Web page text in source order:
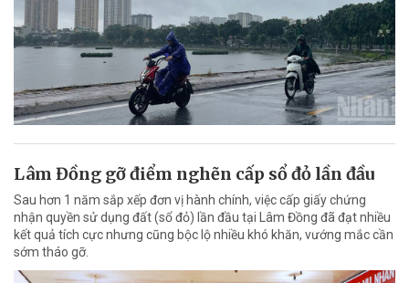
Lâm Đồng gỡ điểm nghẽn cấp sổ đỏ lần đầu
Sau hơn 1 năm sắp xếp đơn vị hành chính, việc cấp giấy chứng
nhận quyền sử dụng đất (sổ đỏ) lần đầu tại Lâm Đồng đã đạt nhiều
kết quả tích cực nhưng cũng bộc lộ nhiều khó khăn, vướng mắc cần
sớm tháo gỡ.